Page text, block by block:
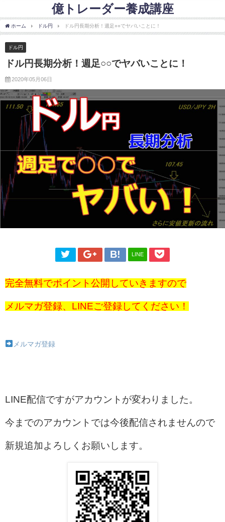
億トレーダー養成講座
ホーム ドル円 ドル円長期分析！週足○○でヤバいことに！
ドル円
ドル円長期分析！週足○○でヤバいことに！
2020年05月06日
LINE
完全無料でポイント公開していきますので
メルマガ登録、LINEご登録してください！
メルマガ登録
LINE配信ですがアカウントが変わりました。
今までのアカウントでは今後配信されませんので
新規追加よろしくお願いします。